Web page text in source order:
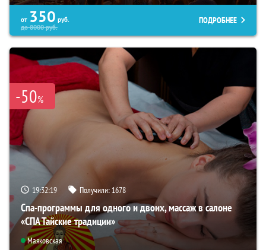
от 350 руб.
до8000руб.
ПОДРОБНЕЕ
-50%
19:32:17 Получили: 1678
Спа-программы для одного и двоих, массаж в салоне
«СПА Тайские традиции»
Маяковская